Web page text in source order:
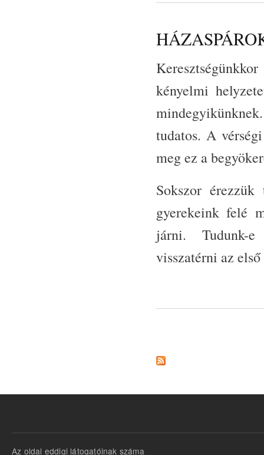
kényelmi
tudatos. A
meg ez a
Sokszor
gyerekeink felé
járni. Tudunk-e
visszatérni az
Az oldal eddigi látogatóinak száma